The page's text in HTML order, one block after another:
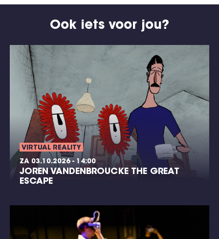
Ook iets voor jou?
VIRTUAL REALITY
ZA 03.10.2026 - 14:00
JOREN VANDENBROUCKE THE GREAT
ESCAPE